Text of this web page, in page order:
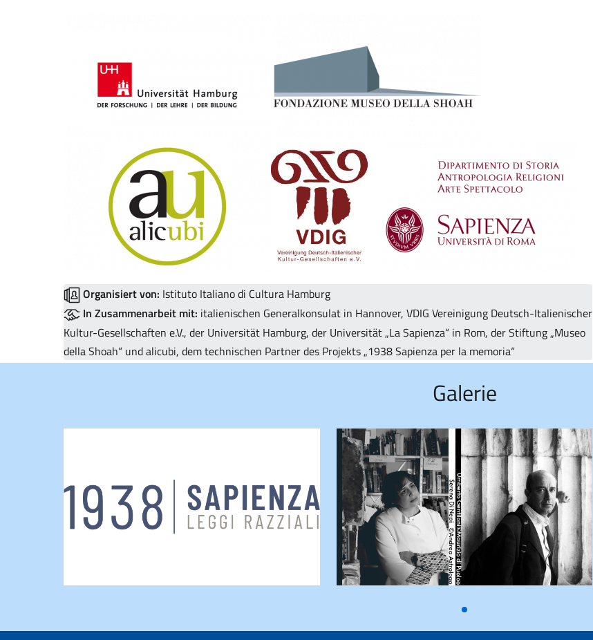
Organisiert von: Istituto Italiano di Cultura Hamburg
In Zusammenarbeit mit: italienischen Generalkonsulat in Hannover, VDIG Vereinigung Deutsch-Italienischer
Kultur-Gesellschaften e.V., der Universität Hamburg, der Universität „La Sapienza“ in Rom, der Stiftung „Museo
della Shoah“ und alicubi, dem technischen Partner des Projekts „1938 Sapienza per la memoria“
Galerie